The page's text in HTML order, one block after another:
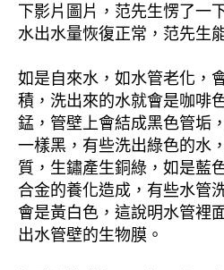
下影片圖片，范先生愣了一
水出水量恢復正常，范先生
如是自來水，如水管老化，
積，洗出來的水就會是咖啡
錳，管壁上會結成黑色管垢
一樣黑，有些洗出綠色的水
質，生鏽產生銅綠，如是藍
合金的養化造成，有些水管
會是黃白色，這說明水管裡
出水管壁的生物膜。